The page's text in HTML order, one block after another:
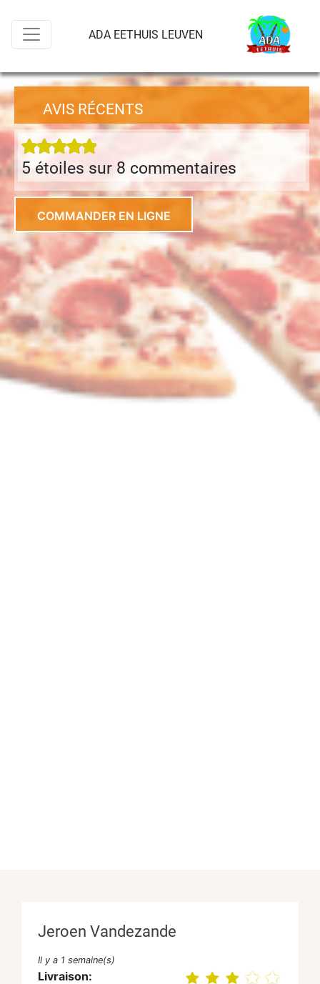
ADA EETHUIS LEUVEN
AVIS RÉCENTS
5 étoiles sur 8 commentaires
COMMANDER EN LIGNE
Jeroen Vandezande
Il y a 1 semaine(s)
Livraison: